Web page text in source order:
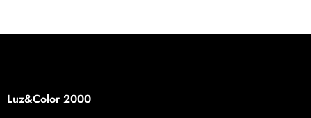
Luz&Color 2000